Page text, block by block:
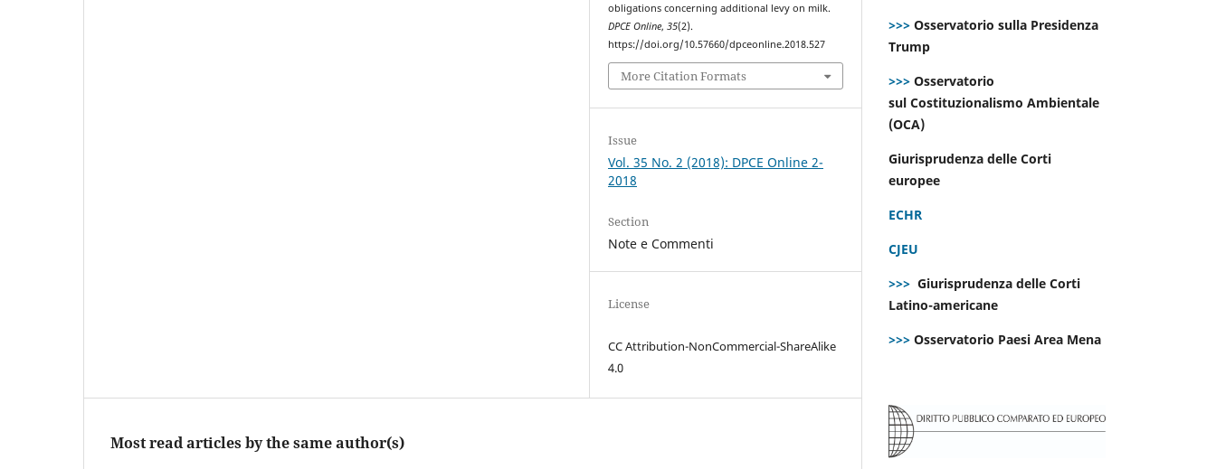
obligations concerning additional levy on milk.
DPCE Online,35(2).
https://doi.org/10.57660/dpceonline.2018.527
More Citation Formats
Issue
Vol. 35 No. 2 (2018): DPCE Online 2-
2018
Section
Note e Commenti
License
CC Attribution-NonCommercial-ShareAlike
4.0
Most read articles by the same author(s)
>>> Osservatorio sulla Presidenza
Trump
>>> Osservatorio
sul Costituzionalismo Ambientale
(OCA)
Giurisprudenza delle Corti
europee
ECHR
CJEU
>>> Giurisprudenza delle Corti
Latino-americane
>>> Osservatorio Paesi Area Mena